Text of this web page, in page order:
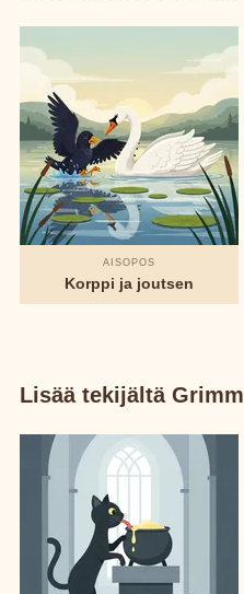
AISOPOS
Korppi ja joutsen